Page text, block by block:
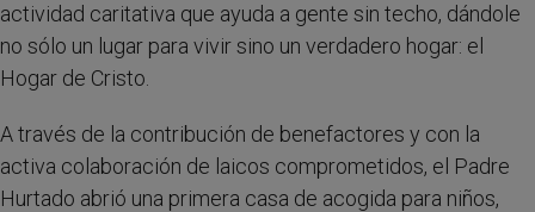
actividad caritativa que ayuda a gente sin techo, dándole
no sólo un lugar para vivir sino un verdadero hogar: el
Hogar de Cristo.
A través de la contribución de benefactores y con la
activa colaboración de laicos comprometidos, el Padre
Hurtado abrió una primera casa de acogida para niños,